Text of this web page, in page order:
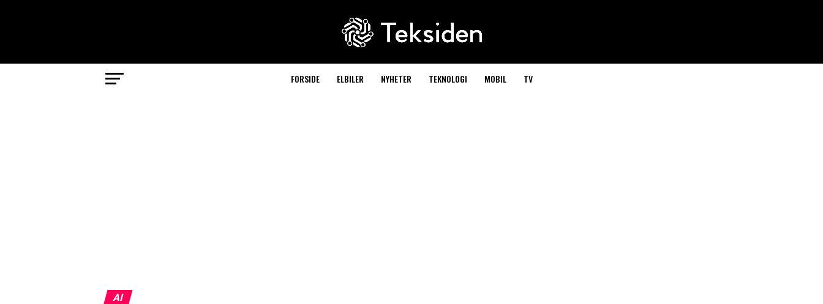
FORSIDE ELBILER NYHETER TEKNOLOGI MOBIL TV
AI